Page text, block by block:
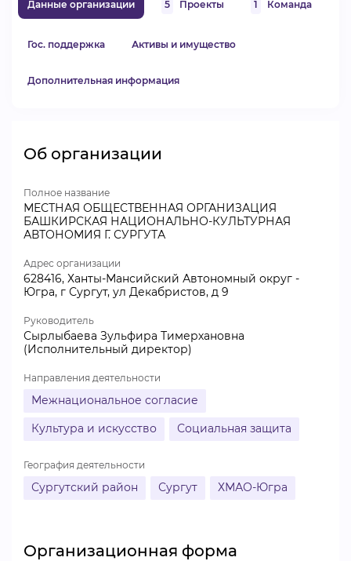
Данные организации 5 Проекты 1 Команда
Гос. поддержка Активы и имущество
Дополнительная информация
Об организации
Полное название
МЕСТНАЯ ОБЩЕСТВЕННАЯ ОРГАНИЗАЦИЯ
БАШКИРСКАЯ НАЦИОНАЛЬНО-КУЛЬТУРНАЯ
АВТОНОМИЯ Г. СУРГУТА
Адрес организации
628416, Ханты-Мансийский Автономный округ -
Югра, г Сургут, ул Декабристов, д 9
Руководитель
Сырлыбаева Зульфира Тимерхановна
(Исполнительный директор)
Направления деятельности
Межнациональное согласие
Культура и искусство
Социальная защита
География деятельности
Сургутский район Сургут ХМАО-Югра
Организационная форма